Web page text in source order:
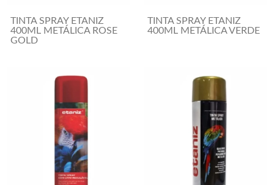
TINTA SPRAY ETANIZ
400ML METÁLICA ROSE
GOLD
TINTA SPRAY ETANIZ
400ML METÁLICA VERDE